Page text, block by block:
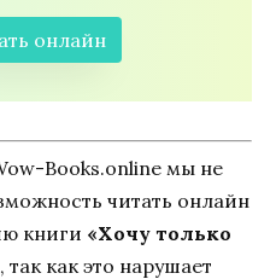
онлайн
Books.online мы не
читать онлайн
книги «Хочу только
, так как это нарушает